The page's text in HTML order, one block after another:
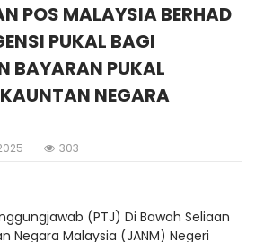
POS MALAYSIA BERHAD
PUKAL BAGI
BAYARAN PUKAL
NEGARA
303
(PTJ) Di Bawah Seliaan
Negara Malaysia (JANM) Negeri